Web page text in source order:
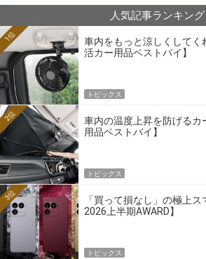
人気記事ランキング
車内をもっと涼しくしてく
活カー用品ベストバイ】
1位
トピックス
車内の温度上昇を防げるカ
用品ベストバイ】
2位
トピックス
「買って損なし」の極上
2026上半期AWARD】
3位
トピックス